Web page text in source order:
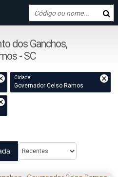
dos Ganchos,
- SC
Cidade:
Governador Celso Ramos